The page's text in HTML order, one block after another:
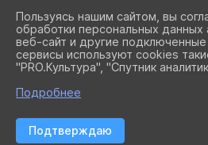
2026 Г. ADMROGOVSKAYA.RU
ВХОД
КАРТА САЙТА
ПОЛИТИКА ОБРАБОТКИ
СДЕЛАНО НА KUBCMS
РАЗРАБОТКА И ПОДДЕРЖКА
Пользуясь нашим сайтом, вы
обработки персональных
веб-сайт и другие
сервисы используют cookies
"PRO.Культура", "Спутник
Подробнее
Подтверждаю